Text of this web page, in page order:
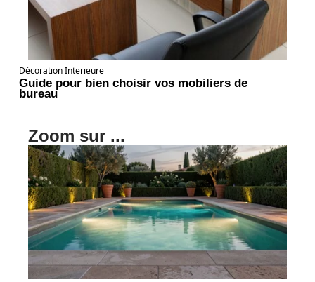
Décoration Interieure
Guide pour bien choisir vos mobiliers de
bureau
Zoom sur ...